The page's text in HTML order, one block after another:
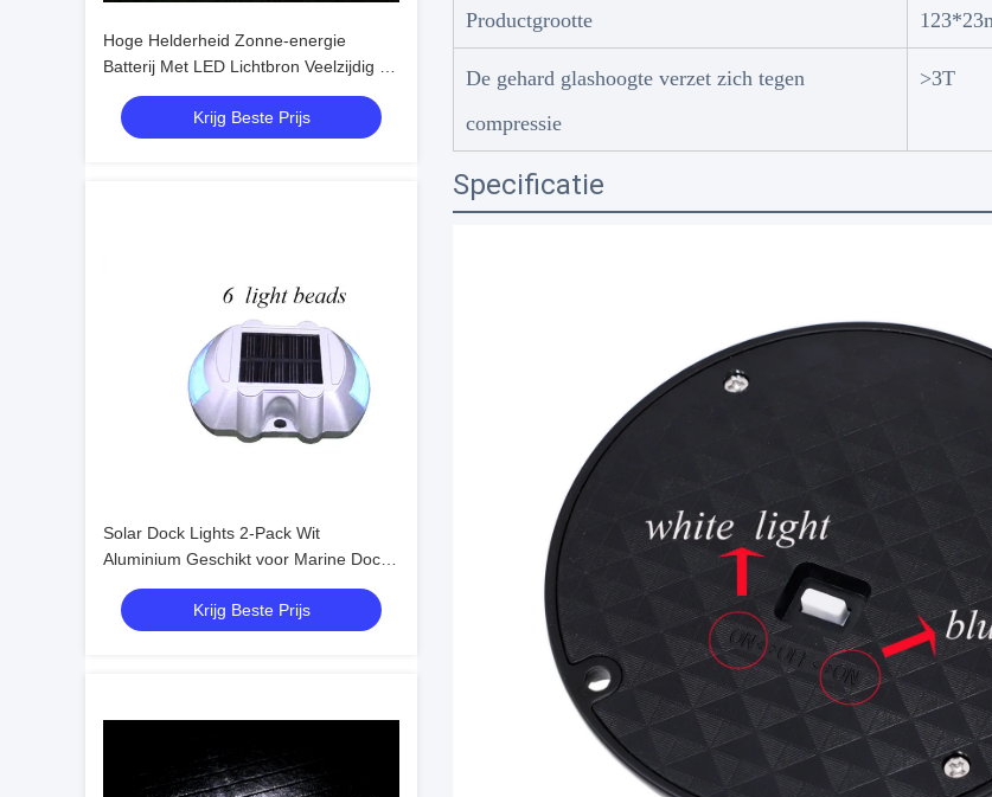
Hoge Helderheid Zonne-energie
Batterij Met LED Lichtbron Veelzijdig En
Betrouwbaar
Krijg Beste Prijs
Solar Dock Lights 2-Pack Wit
Aluminium Geschikt voor Marine Docks
Werktemperatuur -20.C-60.C
Krijg Beste Prijs
Productgrootte
De gehard glashoogte verzet zich tegen
compressie
>3T
Specificatie